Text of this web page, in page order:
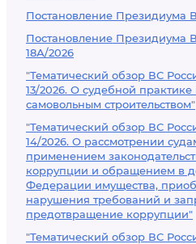
Постановление Президиума
Постановление Президиума
18А/2026
"Тематический обзор ВС
13/2026. О судебной
самовольным строительством"
"Тематический обзор ВС
14/2026. О рассмотрении
применением
коррупции и обращением в
Федерации имущества,
нарушения требований и
предотвращение коррупции"
"Тематический обзор ВС